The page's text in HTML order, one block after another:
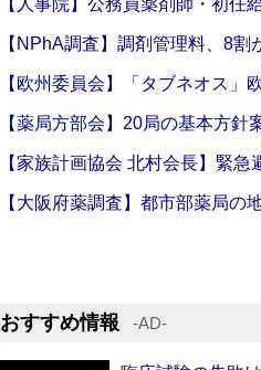
【人事院】公務員薬剤師・初任
【NPhA調査】調剤管理料、8
【欧州委員会】「タブネオス」
【薬局方部会】20局の基本方針
【家族計画協会 北村会長】緊
【大阪府薬調査】都市部薬局の
おすすめ情報 ‐AD‐